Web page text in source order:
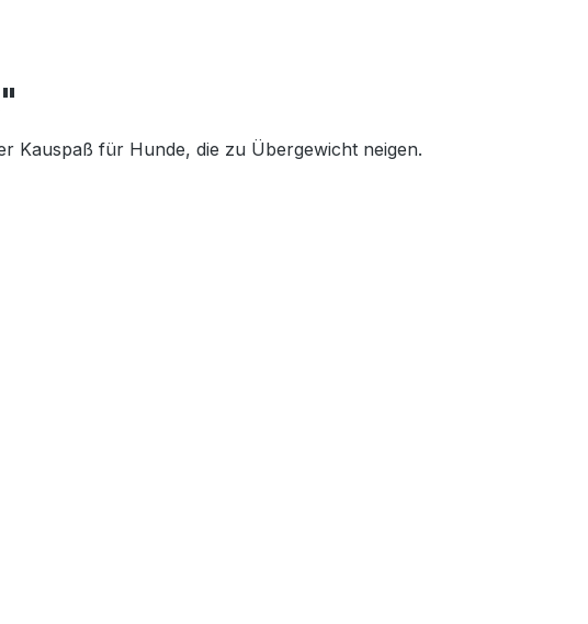
Kauspaß für Hunde, die zu Übergewicht neigen.